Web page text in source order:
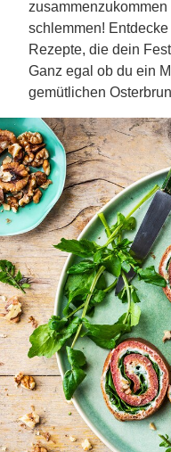
schlemmen!
Rezepte, die dein
Ganz egal ob du ein
gemütlichen